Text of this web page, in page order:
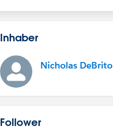
Inhaber
Nicholas DeBrito
Follower